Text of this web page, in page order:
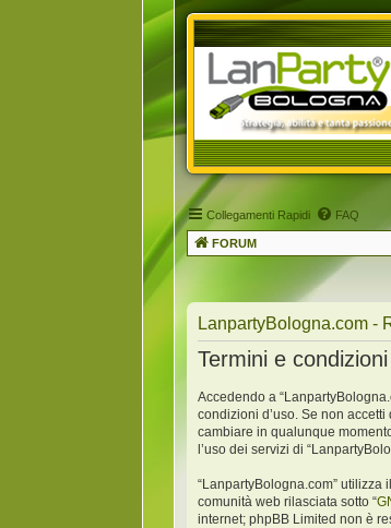
Collegamenti Rapidi FAQ
FORUM
LanpartyBologna.com -
Termini e condizioni
Accedendo a
condizioni d’uso. Se non
cambiare in qualunque
l’uso dei servizi di
“LanpartyBologna.com” utilizza
comunità web rilasciata sotto “
internet; phpBB Limited non è